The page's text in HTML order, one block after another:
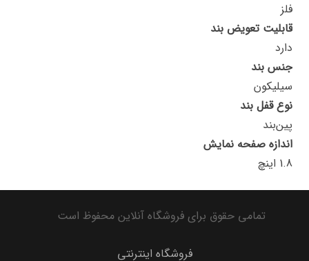
فلز
قابلیت تعویض بند
دارد
جنس بند
سیلیکون
نوع قفل بند
پین‌بند
اندازه صفحه نمایش
1.8 اینچ
تمامی حقوق برای فروشگاه آنلاین محفوظ است
فروشگاه اینترنتی